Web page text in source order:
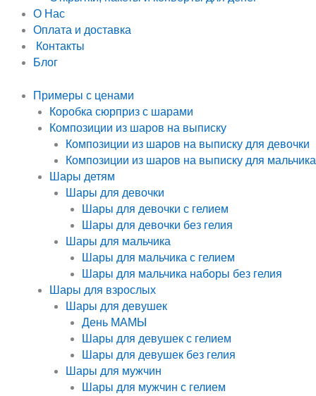
О Нас
Оплата и доставка
Контакты
Блог
Примеры с ценами
Коробка сюрприз с шарами
Композиции из шаров на выписку
Композиции из шаров на выписку для девочки
Композиции из шаров на выписку для мальчика
Шары детям
Шары для девочки
Шары для девочки с гелием
Шары для девочки без гелия
Шары для мальчика
Шары для мальчика с гелием
Шары для мальчика наборы без гелия
Шары для взрослых
Шары для девушек
День МАМЫ
Шары для девушек с гелием
Шары для девушек без гелия
Шары для мужчин
Шары для мужчин с гелием